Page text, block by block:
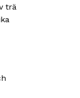
trä